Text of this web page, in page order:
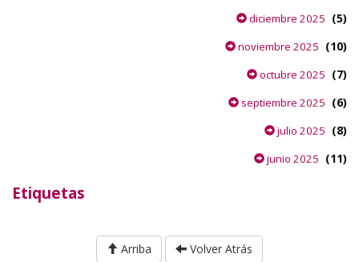
diciembre 2025 (5)
noviembre 2025 (10)
octubre 2025 (7)
septiembre 2025 (6)
julio 2025 (8)
junio 2025 (11)
Etiquetas
Arriba Volver Atrás